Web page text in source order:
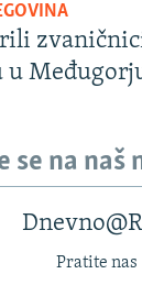
u
se na naš
Pratite nas